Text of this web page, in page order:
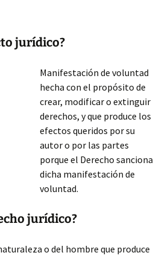
jurídico?
Manifestación de voluntad
hecha con el propósito de
crear, modificar o extinguir
derechos, y que produce los
efectos queridos por su
autor o por las partes
porque el Derecho sanciona
dicha manifestación de
voluntad.
jurídico?
o del hombre que produce